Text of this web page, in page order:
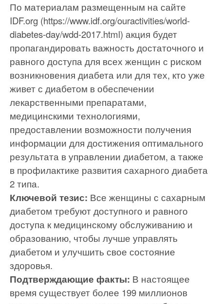
По материалам размещенным на сайте
IDF.org (https://www.idf.org/ouractivities/world-
diabetes-day/wdd-2017.html) акция будет
пропагандировать важность достаточного и
равного доступа для всех женщин с риском
возникновения диабета или для тех, кто уже
живет с диабетом в обеспечении
лекарственными препаратами,
медицинскими технологиями,
предоставлении возможности получения
информации для достижения оптимального
результата в управлении диабетом, а также
в профилактике развития сахарного диабета
2 типа.
Ключевой тезис: Все женщины с сахарным
диабетом требуют доступного и равного
доступа к медицинскому обслуживанию и
образованию, чтобы лучше управлять
диабетом и улучшить свое состояние
здоровья.
Подтверждающие факты: В настоящее
время существует более 199 миллионов